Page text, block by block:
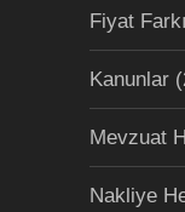
Fiyat
Kanunlar
Mevzuat
Nakliye